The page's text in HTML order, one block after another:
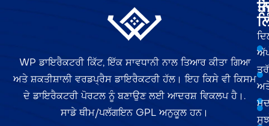
WP ਡਾਇਰੈਕਟਰੀ ਕਿੱਟ, ਇੱਕ ਸਾਵਧਾਨੀ ਨਾਲ ਤਿਆਰ ਕੀਤਾ ਗਿਆ
ਅਤੇ ਸ਼ਕਤੀਸ਼ਾਲੀ ਵਰਡਪ੍ਰੈਸ ਡਾਇਰੈਕਟਰੀ ਹੱਲ। ਇਹ ਕਿਸੇ ਵੀ ਕਿਸਮ
ਦੇ ਡਾਇਰੈਕਟਰੀ ਪੋਰਟਲ ਨੂੰ ਬਣਾਉਣ ਲਈ ਆਦਰਸ਼ ਵਿਕਲਪ ਹੈ।.
ਸਾਡੇ ਥੀਮ/ਪਲੱਗਇਨ GPL ਅਨੁਕੂਲ ਹਨ।